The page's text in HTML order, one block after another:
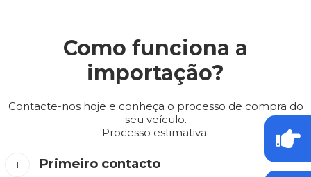
Como funciona a
importação?
Contacte-nos hoje e conheça o processo de compra do
seu veículo.
Processo estimativa.
Primeiro contacto